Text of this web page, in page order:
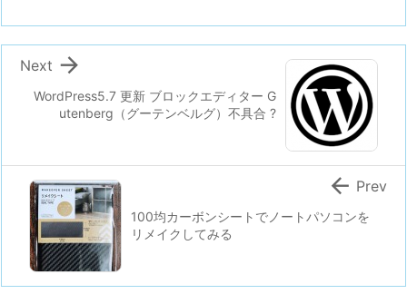
WordPress5.7 更新 ブロックエディター G
utenberg（グーテンベルグ）不具合 ?

Next
100均カーボンシートでノートパソコンを
リメイクしてみる
 Prev